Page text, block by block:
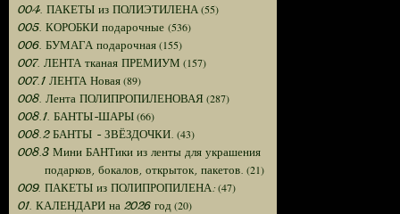
004. ПАКЕТЫ из ПОЛИЭТИЛЕНА(55)
005. КОРОБКИ подарочные (536)
006. БУМАГА подарочная(155)
007. ЛЕНТА тканая ПРЕМИУМ (157)
007.1 ЛЕНТА Новая(89)
008. Лента ПОЛИПРОПИЛЕНОВАЯ (287)
008.1. БАНТЫ-ШАРЫ(66)
008.2 БАНТЫ - ЗВЁЗДОЧКИ. (43)
008.3 Мини БАНТики из ленты для украшения
подарков, бокалов, открыток, пакетов. (21)
009. ПАКЕТЫ из ПОЛИПРОПИЛЕНА:(47)
01. КАЛЕНДАРИ на 2026 год (20)